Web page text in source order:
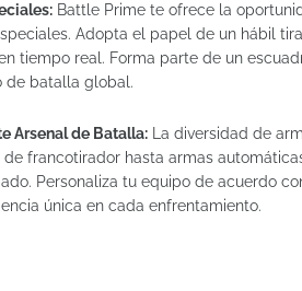
Battle Prime te ofrece la
Adopta el papel de un hábil
tiempo real. Forma parte de un
de batalla global.
Arsenal de Batalla: La diversidad de
de francotirador hasta armas
Personaliza tu equipo de acuerdo
única en cada enfrentamiento.